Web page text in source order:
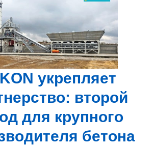
укрепляет
второй
для крупного
бетона